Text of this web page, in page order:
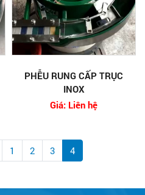
PHỄU RUNG CẤP TRỤC
INOX
Giá: Liên hệ
1 2 3 4